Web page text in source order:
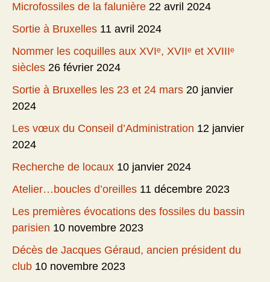
Microfossiles de la falunière 22 avril 2024
Sortie à Bruxelles 11 avril 2024
Nommer les coquilles aux XVIᵉ, XVIIᵉ et XVIIIᵉ
siècles 26 février 2024
Sortie à Bruxelles les 23 et 24 mars 20 janvier
2024
Les vœux du Conseil d’Administration 12 janvier
2024
Recherche de locaux 10 janvier 2024
Atelier…boucles d’oreilles 11 décembre 2023
Les premières évocations des fossiles du bassin
parisien 10 novembre 2023
Décès de Jacques Géraud, ancien président du
club 10 novembre 2023